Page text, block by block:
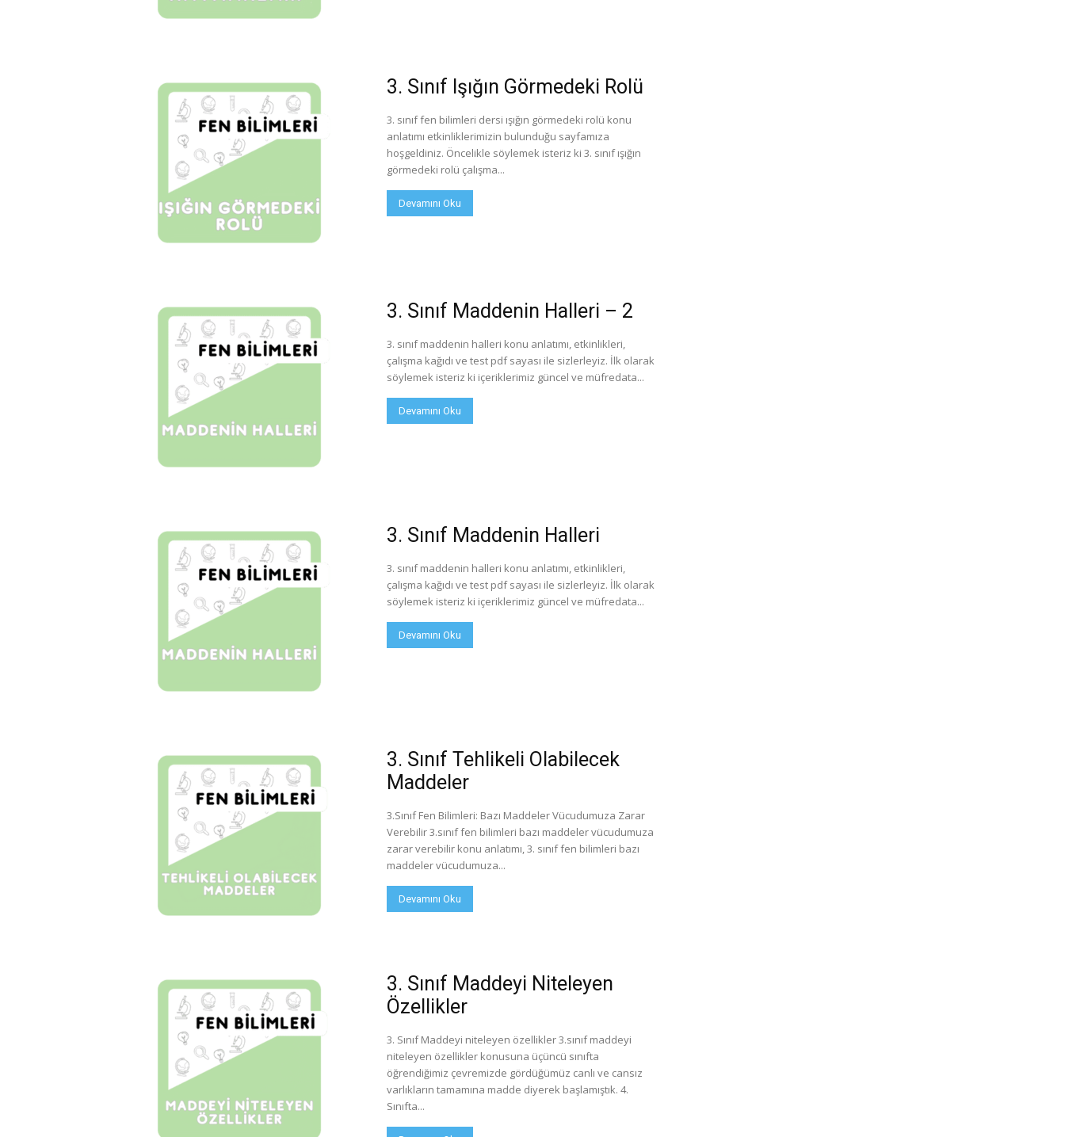
3. Sınıf Işığın Görmedeki Rolü
3. sınıf fen bilimleri dersi ışığın görmedeki rolü konu
anlatımı etkinliklerimizin bulunduğu sayfamıza
hoşgeldiniz. Öncelikle söylemek isteriz ki 3. sınıf ışığın
görmedeki rolü çalışma...
Devamını Oku
3. Sınıf Maddenin Halleri – 2
3. sınıf maddenin halleri konu anlatımı, etkinlikleri,
çalışma kağıdı ve test pdf sayası ile sizlerleyiz. İlk olarak
söylemek isteriz ki içeriklerimiz güncel ve müfredata...
Devamını Oku
3. Sınıf Maddenin Halleri
3. sınıf maddenin halleri konu anlatımı, etkinlikleri,
çalışma kağıdı ve test pdf sayası ile sizlerleyiz. İlk olarak
söylemek isteriz ki içeriklerimiz güncel ve müfredata...
Devamını Oku
3. Sınıf Tehlikeli Olabilecek
Maddeler
3.Sınıf Fen Bilimleri: Bazı Maddeler Vücudumuza Zarar
Verebilir 3.sınıf fen bilimleri bazı maddeler vücudumuza
zarar verebilir konu anlatımı, 3. sınıf fen bilimleri bazı
maddeler vücudumuza...
Devamını Oku
3. Sınıf Maddeyi Niteleyen
Özellikler
3. Sınıf Maddeyi niteleyen özellikler 3.sınıf maddeyi
niteleyen özellikler konusuna üçüncü sınıfta
öğrendiğimiz çevremizde gördüğümüz canlı ve cansız
varlıkların tamamına madde diyerek başlamıştık. 4.
Sınıfta...